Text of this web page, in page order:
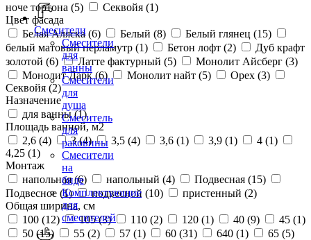
Смесители
Смесители
для
ванны
Смесители
для
душа
Смеситель
для
раковины
Смесители
на
биде
Комплектующие
для
смесителей
ноче тортона (5) Секвойя (1)
Цвет фасада
Белая Аляска (6) Белый (8) Белый глянец (15)
белый матовый перламутр (1) Бетон лофт (2)
Дуб крафт
золотой (6) Латте фактурный (5) Монолит Айсберг (3)
Монолит Дарк (6) Монолит найт (5) Орех (3)
Секвойя (2)
Назначение
для ванны (1)
Площадь ванной, м2
2,6 (4) 3 (4) 3,5 (4) 3,6 (1) 3,9 (1) 4 (1)
4,25 (1)
Монтаж
напольная (6) напольный (4) Подвесная (15)
Подвесное (1) подвесной (10) пристенный (2)
Общая ширина, см
100 (12) 105 (3) 110 (2) 120 (1) 40 (9) 45 (1)
50 (15) 55 (2) 57 (1) 60 (31) 640 (1) 65 (5)